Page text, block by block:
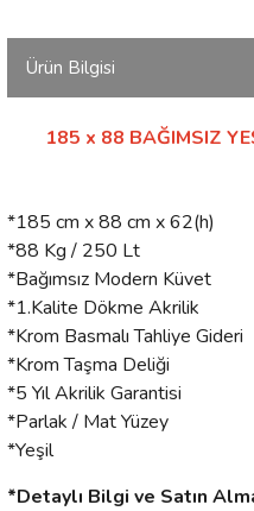
Ürün Bilgisi
185 x 88 BAĞIMSIZ
*185 cm x 88 cm x 62(h)
*88 Kg / 250 Lt
*Bağımsız Modern Küvet
*1.Kalite Dökme Akrilik
*Krom Basmalı Tahliye Gideri
*Krom Taşma Deliği
*5 Yıl Akrilik Garantisi
*Parlak / Mat Yüzey
*Yeşil
*Detaylı Bilgi ve Satın